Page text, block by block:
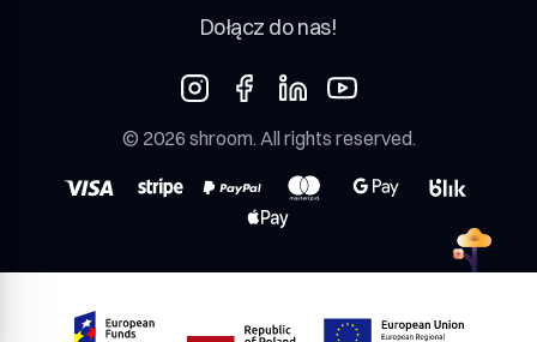
Dołącz do nas!
© 2026 shroom. All rights reserved.